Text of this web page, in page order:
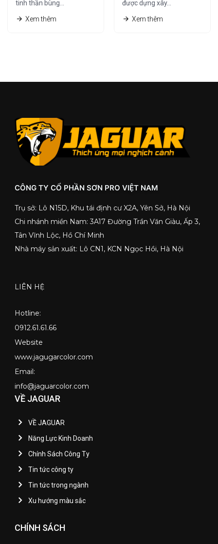
CHẤT”
tinh thần bùng…
Xem thêm
được dựng xây…
Xem thêm
CÔNG TY CỔ PHẦN SƠN PRO VIỆT NAM
Trụ sở: Lô N15D, Khu tái định cư X2A, Yên Sở, Hà Nội
Chi nhánh miền Nam: 3A17 Đường Trần Văn Giàu, Ấp 3,
Tân Vĩnh Lộc, Hồ Chí Minh
Nhà máy sản xuất: Lô CN1, KCN Ngọc Hồi, Hà Nội
LIÊN HỆ
Hotline:
0912.61.61.66
Website
www.jagugarcolor.com
Email:
info@jaguarcolor.com
VỀ JAGUAR
VỀ JAGUAR
Năng Lực Kinh Doanh
Chính Sách Công Ty
Tin tức công ty
Tin tức trong ngành
Xu hướng màu sắc
CHÍNH SÁCH